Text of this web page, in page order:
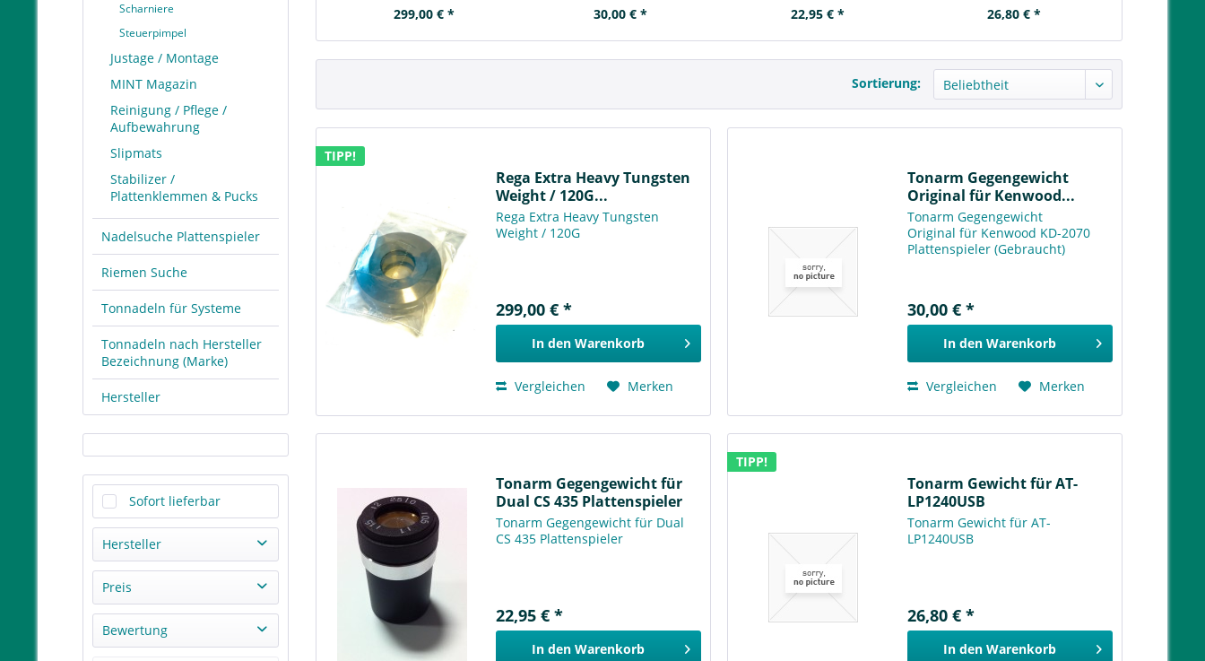
Scharniere
Steuerpimpel
Justage / Montage
MINT Magazin
Reinigung / Pflege /
Aufbewahrung
Slipmats
Stabilizer /
Plattenklemmen & Pucks
Nadelsuche Plattenspieler
Riemen Suche
Tonnadeln für Systeme
Tonnadeln nach Hersteller
Bezeichnung (Marke)
Hersteller
Sofort lieferbar
Hersteller
Audio Technica
REGA
Topkaufmunich
Preis
von22,95 €bis299,00 €
Bewertung
299,00 € * 30,00 € * 22,95 € * 26,80 € *
Sortierung:
TIPP!
Rega Extra Heavy Tungsten
Weight / 120G...
Rega Extra Heavy Tungsten
Weight / 120G
299,00 € *
In den Warenkorb
Vergleichen Merken
Tonarm Gegengewicht
Original für Kenwood...
Tonarm Gegengewicht
Original für Kenwood KD-2070
Plattenspieler (Gebraucht)
30,00 € *
In den Warenkorb
Vergleichen Merken
Tonarm Gegengewicht für
Dual CS 435 Plattenspieler
Tonarm Gegengewicht für Dual
CS 435 Plattenspieler
22,95 € *
In den Warenkorb
TIPP!
Tonarm Gewicht für AT-
LP1240USB
Tonarm Gewicht für AT-
LP1240USB
26,80 € *
In den Warenkorb